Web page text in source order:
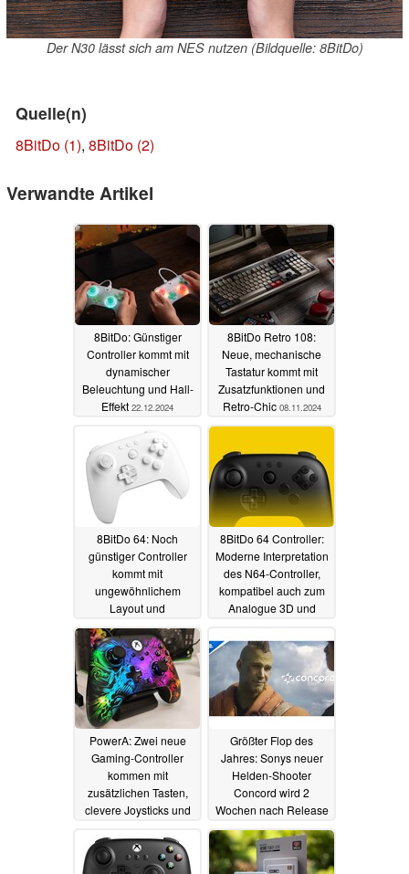
Der N30 lässt sich am NES nutzen (Bildquelle: 8BitDo)
Quelle(n)
8BitDo (1), 8BitDo (2)
Verwandte Artikel
8BitDo: Günstiger
Controller kommt mit
dynamischer
Beleuchtung und Hall-
Effekt 22.12.2024
8BitDo Retro 108:
Neue, mechanische
Tastatur kommt mit
Zusatzfunktionen und
Retro-Chic 08.11.2024
8BitDo 64: Noch
günstiger Controller
kommt mit
ungewöhnlichem
Layout und
Kompatibilität zur N64-
Neuauflage, PC und
Nintendo Switch
22.10.2024
8BitDo 64 Controller:
Moderne Interpretation
des N64-Controller,
kompatibel auch zum
Analogue 3D und
PowerA: Zwei neue
Gaming-Controller
kommen mit
zusätzlichen Tasten,
clevere Joysticks und
außergewöhnlichem
Design17.09.2024
Größter Flop des
Jahres: Sonys neuer
Helden-Shooter
Concord wird 2
Wochen nach Release
wieder offline
genommen 04.09.2024